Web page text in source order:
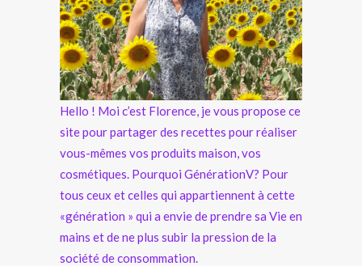
Hello ! Moi c’est Florence, je vous propose ce
site pour partager des recettes pour réaliser
vous-mêmes vos produits maison, vos
cosmétiques. Pourquoi GénérationV? Pour
tous ceux et celles qui appartiennent à cette
«génération » qui a envie de prendre sa Vie en
mains et de ne plus subir la pression de la
société de consommation.